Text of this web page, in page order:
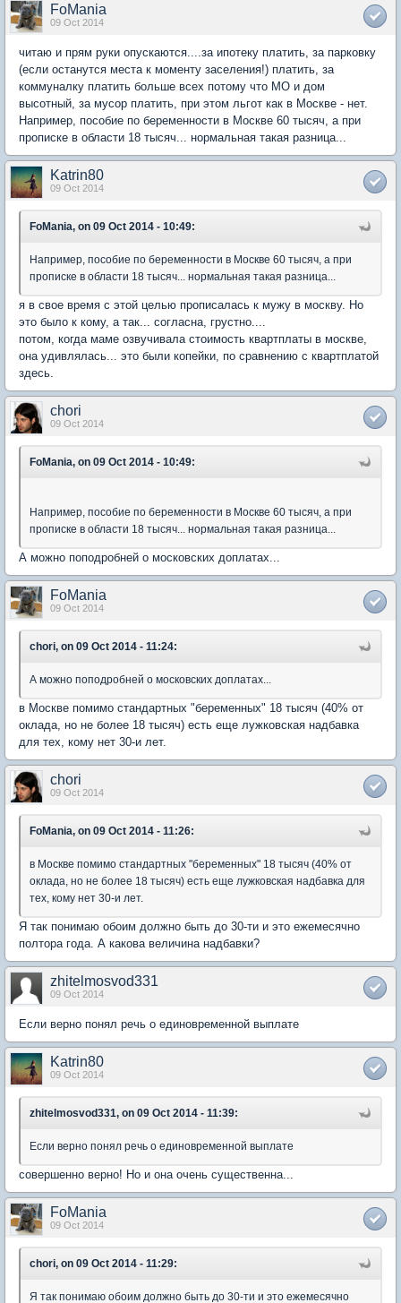
FoMania
09 Oct 2014
читаю и прям руки опускаются....за ипотеку платить, за парковку
(если останутся места к моменту заселения!) платить, за
коммуналку платить больше всех потому что МО и дом
высотный, за мусор платить, при этом льгот как в Москве - нет.
Например, пособие по беременности в Москве 60 тысяч, а при
прописке в области 18 тысяч... нормальная такая разница...
Katrin80
09 Oct 2014
FoMania, on 09 Oct 2014 - 10:49:
Например, пособие по беременности в Москве 60 тысяч, а при
прописке в области 18 тысяч... нормальная такая разница...
я в свое время с этой целью прописалась к мужу в москву. Но
это было к кому, а так... согласна, грустно....
потом, когда маме озвучивала стоимость квартплаты в москве,
она удивлялась... это были копейки, по сравнению с квартплатой
здесь.
chori
09 Oct 2014
FoMania, on 09 Oct 2014 - 10:49:
Например, пособие по беременности в Москве 60 тысяч, а при
прописке в области 18 тысяч... нормальная такая разница...
А можно поподробней о московских доплатах...
FoMania
09 Oct 2014
chori, on 09 Oct 2014 - 11:24:
А можно поподробней о московских доплатах...
в Москве помимо стандартных "беременных" 18 тысяч (40% от
оклада, но не более 18 тысяч) есть еще лужковская надбавка
для тех, кому нет 30-и лет.
chori
09 Oct 2014
FoMania, on 09 Oct 2014 - 11:26:
в Москве помимо стандартных "беременных" 18 тысяч (40% от
оклада, но не более 18 тысяч) есть еще лужковская надбавка для
тех, кому нет 30-и лет.
Я так понимаю обоим должно быть до 30-ти и это ежемесячно
полтора года. А какова величина надбавки?
zhitelmosvod331
09 Oct 2014
Если верно понял речь о единовременной выплате
Katrin80
09 Oct 2014
zhitelmosvod331, on 09 Oct 2014 - 11:39:
Если верно понял речь о единовременной выплате
совершенно верно! Но и она очень существенна...
FoMania
09 Oct 2014
chori, on 09 Oct 2014 - 11:29:
Я так понимаю обоим должно быть до 30-ти и это ежемесячно